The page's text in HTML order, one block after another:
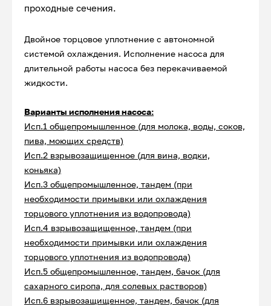
проходные сечения.
Двойное торцовое уплотнение с автономной
системой охлаждения. Исполнение насоса для
длительной работы насоса без перекачиваемой
жидкости.
Варианты исполнения насоса:
Исп.1 общепромышленное (для молока, воды, соков,
пива, моющих средств)
Исп.2 взрывозащищенное (для вина, водки,
коньяка)
Исп.3 общепромышленное, тандем (при
необходимости примывки или охлаждения
торцового уплотнения из водопровода)
Исп.4 взрывозащищенное, тандем (при
необходимости примывки или охлаждения
торцового уплотнения из водопровода)
Исп.5 общепромышленное, тандем, бачок (для
сахарного сиропа, для солевых растворов)
Исп.6 взрывозащищенное, тандем, бачок (для